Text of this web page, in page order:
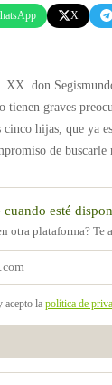
X
XX. don
tienen graves
cinco hijas, que ya
de buscarle
cuando esté
otra plataforma?
acepto la política de